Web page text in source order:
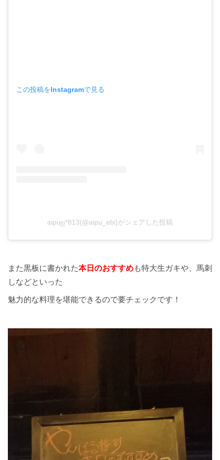
この投稿をInstagramで見る
aipuஐ*813(@aipu_ebi)がシェアした投稿
また黒板に書かれた本日のおすすめも特大生ガキや、馬刺
しなどといった
魅力的な料理を堪能できるので要チェックです！